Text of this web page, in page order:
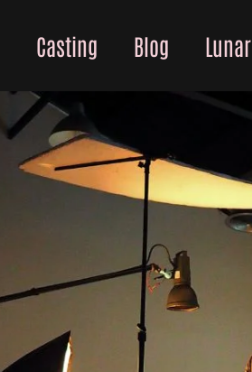
Casting Blog Lunar